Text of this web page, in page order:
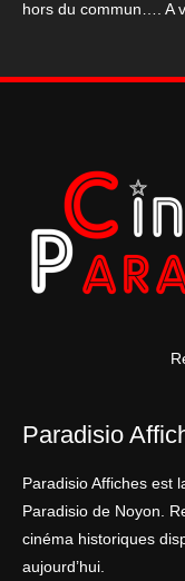
120*160
hors du commun…. A
Paradisio
Paradisio Affiches est
Paradisio de Noyon.
cinéma historiques
aujourd’hui.